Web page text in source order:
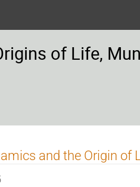
of Life,
and the Origin of